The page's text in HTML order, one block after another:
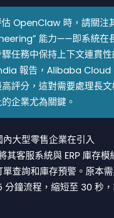
OpenClaw 時，請關注
能力——即系統在
任務中保持上下文連貫
報告，Alibaba Cloud
評分，這對需要處理長
企業尤為關鍵。
大型零售企業在引入
客服系統與 ERP 庫存模
查詢和庫存預警。原本
分鐘流程，縮短至 30 秒